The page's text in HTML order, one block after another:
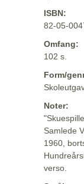
ISBN:
82-05-
Omfang:
102 s.
Form/
Noter:
Samlede
1960,
verso.